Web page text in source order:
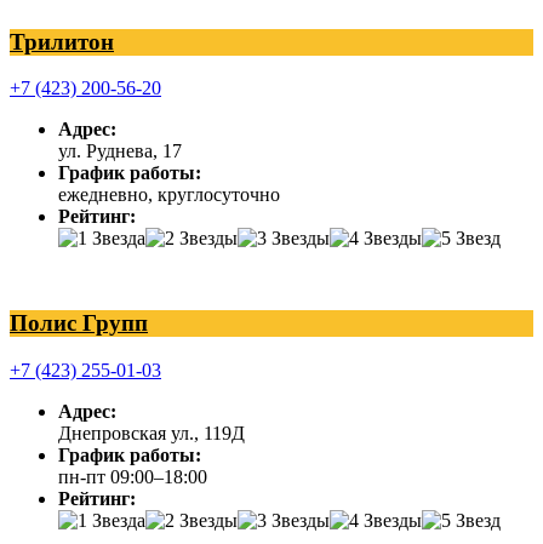
Трилитон
+7 (423) 200-56-20
Адрес:
ул. Руднева, 17
График работы:
ежедневно, круглосуточно
Рейтинг:
Полис Групп
+7 (423) 255-01-03
Адрес:
Днепровская ул., 119Д
График работы:
пн-пт 09:00–18:00
Рейтинг: